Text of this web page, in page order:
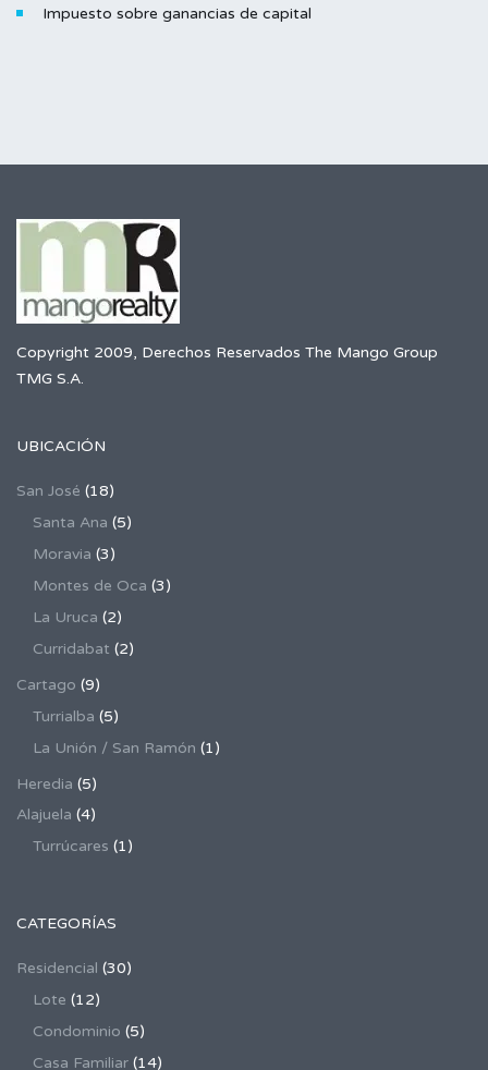
Impuesto sobre ganancias de capital
Copyright 2009, Derechos Reservados The Mango Group
TMG S.A.
UBICACIÓN
San José (18)
Santa Ana (5)
Moravia (3)
Montes de Oca (3)
La Uruca (2)
Curridabat (2)
Cartago (9)
Turrialba (5)
La Unión / San Ramón (1)
Heredia (5)
Alajuela (4)
Turrúcares (1)
CATEGORÍAS
Residencial (30)
Lote (12)
Condominio (5)
Casa Familiar (14)